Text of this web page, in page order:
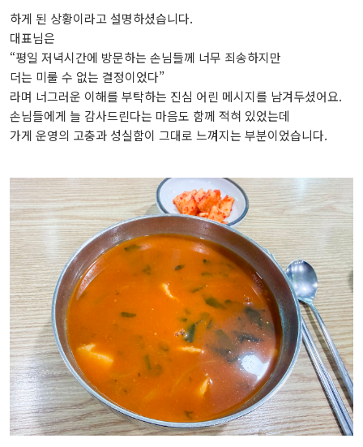
하게 된 상황이라고 설명하셨습니다.
대표님은
“평일 저녁시간에 방문하는 손님들께 너무 죄송하지만
더는 미룰 수 없는 결정이었다”
라며 너그러운 이해를 부탁하는 진심 어린 메시지를 남겨두셨어요.
손님들에게 늘 감사드린다는 마음도 함께 적혀 있었는데
가게 운영의 고충과 성실함이 그대로 느껴지는 부분이었습니다.